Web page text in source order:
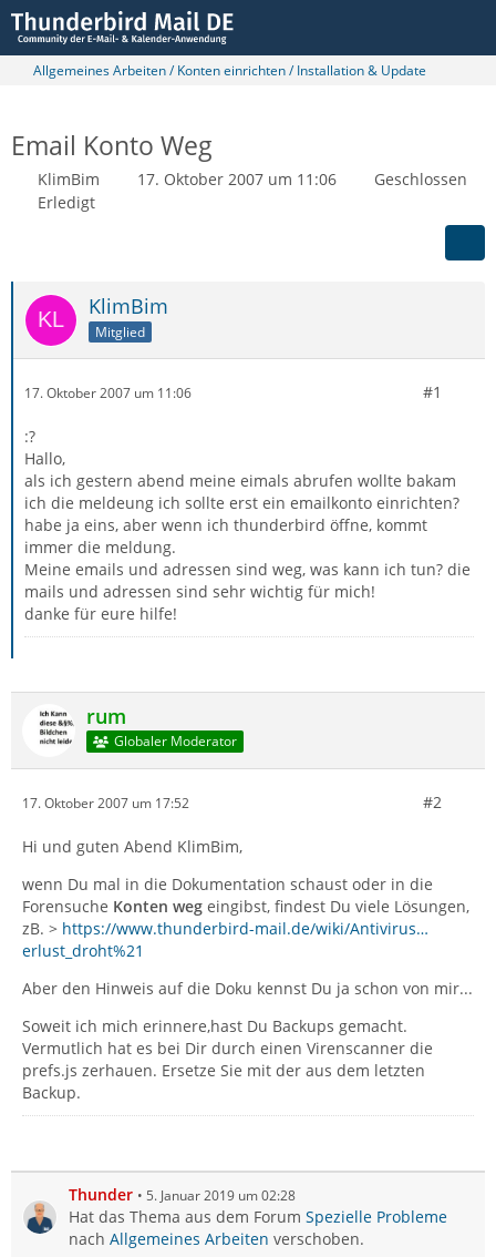
Allgemeines Arbeiten / Konten einrichten / Installation & Update
Email Konto Weg
KlimBim 17. Oktober 2007 um 11:06
Geschlossen
Erledigt
KlimBim
Mitglied
17. Oktober 2007 um 11:06 #1
:?
Hallo,
als ich gestern abend meine eimals abrufen wollte bakam
ich die meldeung ich sollte erst ein emailkonto einrichten?
habe ja eins, aber wenn ich thunderbird öffne, kommt
immer die meldung.
Meine emails und adressen sind weg, was kann ich tun? die
mails und adressen sind sehr wichtig für mich!
danke für eure hilfe!
rum
Globaler Moderator
17. Oktober 2007 um 17:52 #2
Hi und guten Abend KlimBim,
wenn Du mal in die Dokumentation schaust oder in die
Forensuche Konten weg eingibst, findest Du viele Lösungen,
zB. > https://www.thunderbird-mail.de/wiki/Antivirus…
erlust_droht%21
Aber den Hinweis auf die Doku kennst Du ja schon von mir...
Soweit ich mich erinnere,hast Du Backups gemacht.
Vermutlich hat es bei Dir durch einen Virenscanner die
prefs.js zerhauen. Ersetze Sie mit der aus dem letzten
Backup.
Thunder 5. Januar 2019 um 02:28
Hat das Thema aus dem Forum Spezielle Probleme
nach Allgemeines Arbeiten verschoben.